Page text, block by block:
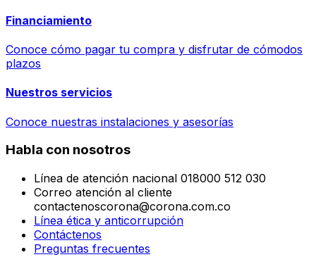
Financiamiento
Conoce cómo pagar tu compra y disfrutar de cómodos
plazos
Nuestros servicios
Conoce nuestras instalaciones y asesorías
Habla con nosotros
Línea de atención nacional 018000 512 030
Correo atención al cliente
contactenoscorona@corona.com.co
Línea ética y anticorrupción
Contáctenos
Preguntas frecuentes